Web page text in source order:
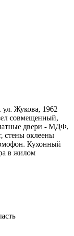
ул. Жукова, 1962
совмещенный,
двери - МДФ,
стены оклеены
Кухонный
в жилом